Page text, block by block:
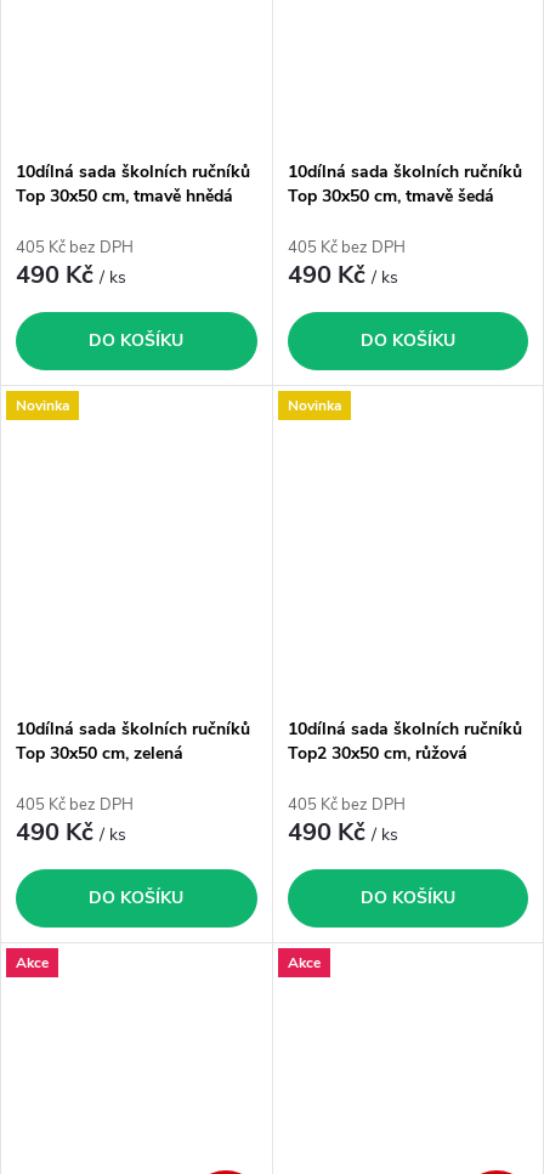
10dílná sada školních ručníků
Top 30x50 cm, tmavě hnědá
405 Kč bez DPH
490 Kč/ ks
DO KOŠÍKU
10dílná sada školních ručníků
Top 30x50 cm, tmavě šedá
405 Kč bez DPH
490 Kč/ ks
DO KOŠÍKU
Novinka
10dílná sada školních ručníků
Top 30x50 cm, zelená
405 Kč bez DPH
490 Kč/ ks
DO KOŠÍKU
Novinka
10dílná sada školních ručníků
Top2 30x50 cm, růžová
405 Kč bez DPH
490 Kč/ ks
DO KOŠÍKU
Akce Akce